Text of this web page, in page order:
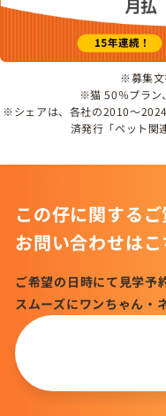
※募集文
※猫 50％プラン
※シェアは、各社の2010～
済発行「ペット関
この仔に関する
お問い合わせはこ
ご希望の日時にて見学予
スムーズにワンちゃん・